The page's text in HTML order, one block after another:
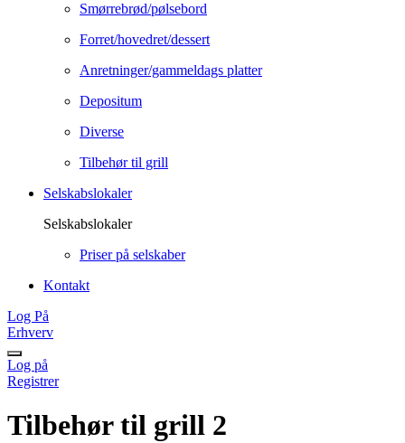
Smørrebrød/pølsebord
Forret/hovedret/dessert
Anretninger/gammeldags platter
Depositum
Diverse
Tilbehør til grill
Selskabslokaler
Selskabslokaler
Priser på selskaber
Kontakt
Log På
Erhverv
Log på
Registrer
Tilbehør til grill 2